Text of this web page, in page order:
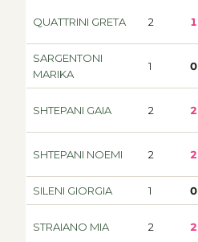
QUATTRINI GRETA 2 1
SARGENTONI
MARIKA
1 0
SHTEPANI GAIA 2 2
SHTEPANI NOEMI 2 2
SILENI GIORGIA 1 0
STRAIANO MIA 2 2